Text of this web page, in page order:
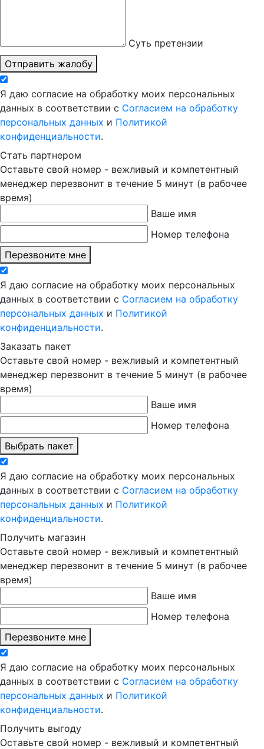
Суть претензии
Отправить жалобу
Я даю согласие на обработку моих персональных
данных в соответствии с Согласием на обработку
персональных данных и Политикой
конфиденциальности.
Стать партнером
Оставьте свой номер - вежливый и компетентный
менеджер перезвонит в течение 5 минут (в рабочее
время)
Ваше имя
Номер телефона
Перезвоните мне
Я даю согласие на обработку моих персональных
данных в соответствии с Согласием на обработку
персональных данных и Политикой
конфиденциальности.
Заказать пакет
Оставьте свой номер - вежливый и компетентный
менеджер перезвонит в течение 5 минут (в рабочее
время)
Ваше имя
Номер телефона
Выбрать пакет
Я даю согласие на обработку моих персональных
данных в соответствии с Согласием на обработку
персональных данных и Политикой
конфиденциальности.
Получить магазин
Оставьте свой номер - вежливый и компетентный
менеджер перезвонит в течение 5 минут (в рабочее
время)
Ваше имя
Номер телефона
Перезвоните мне
Я даю согласие на обработку моих персональных
данных в соответствии с Согласием на обработку
персональных данных и Политикой
конфиденциальности.
Получить выгоду
Оставьте свой номер - вежливый и компетентный